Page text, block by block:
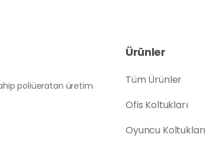
poliüeratan üretim
Ürünler
Tüm Ürünler
Ofis Koltukları
Oyuncu Koltukları